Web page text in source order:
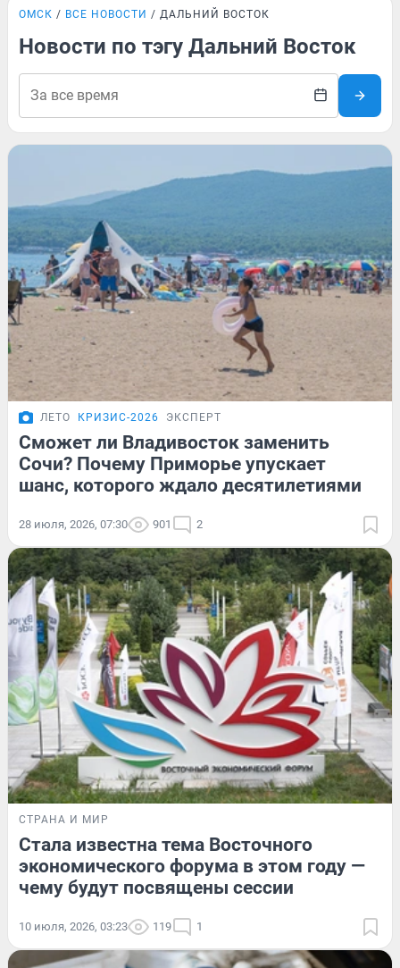
ОМСК ВСЕ НОВОСТИ ДАЛЬНИЙ ВОСТОК
Новости по тэгу Дальний Восток
ЛЕТО КРИЗИС-2026 ЭКСПЕРТ
Сможет ли Владивосток заменить
Сочи? Почему Приморье упускает
шанс, которого ждало десятилетиями
28 июля, 2026, 07:30 901 2
СТРАНА И МИР
Стала известна тема Восточного
экономического форума в этом году —
чему будут посвящены сессии
10 июля, 2026, 03:23 119 1